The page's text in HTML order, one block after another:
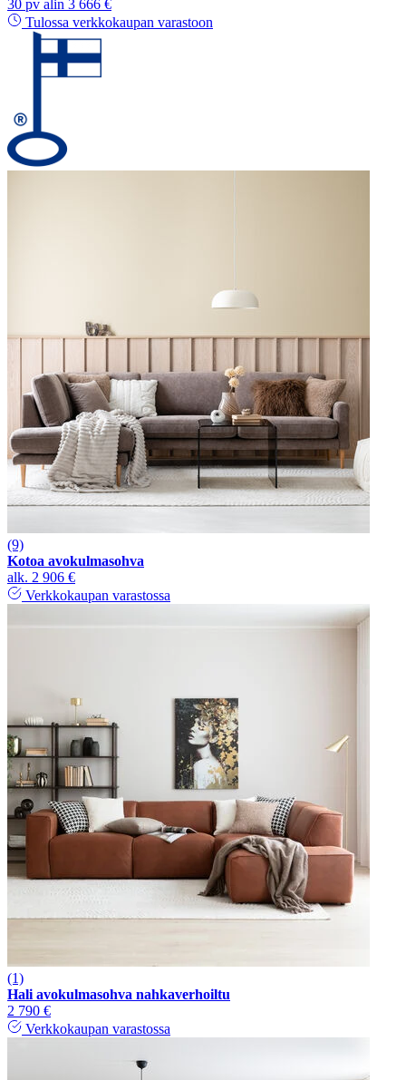
30 pv alin 3 666 €
Tulossa verkkokaupan varastoon
(9)
Kotoa avokulmasohva
alk. 2 906 €
Verkkokaupan varastossa
(1)
Hali avokulmasohva nahkaverhoiltu
2 790 €
Verkkokaupan varastossa